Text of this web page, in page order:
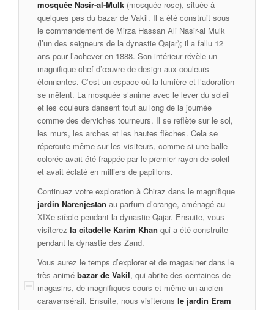
mosquée Nasir-al-Mulk (mosquée rose), située à
quelques pas du bazar de Vakil. Il a été construit sous
le commandement de Mirza Hassan Ali Nasir-al Mulk
(l’un des seigneurs de la dynastie Qajar); il a fallu 12
ans pour l’achever en 1888. Son intérieur révèle un
magnifique chef-d’œuvre de design aux couleurs
étonnantes. C’est un espace où la lumière et l’adoration
se mêlent. La mosquée s’anime avec le lever du soleil
et les couleurs dansent tout au long de la journée
comme des derviches tourneurs. Il se reflète sur le sol,
les murs, les arches et les hautes flèches. Cela se
répercute même sur les visiteurs, comme si une balle
colorée avait été frappée par le premier rayon de soleil
et avait éclaté en milliers de papillons.
Continuez votre exploration à Chiraz dans le magnifique
jardin Narenjestan au parfum d’orange, aménagé au
XIXe siècle pendant la dynastie Qajar. Ensuite, vous
visiterez la citadelle Karim Khan qui a été construite
pendant la dynastie des Zand.
Vous aurez le temps d’explorer et de magasiner dans le
très animé bazar de Vakil, qui abrite des centaines de
magasins, de magnifiques cours et même un ancien
caravansérail. Ensuite, nous visiterons le jardin Eram